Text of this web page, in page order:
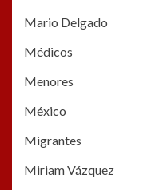
Mario Delgado
Médicos
Menores
México
Migrantes
Miriam Vázquez